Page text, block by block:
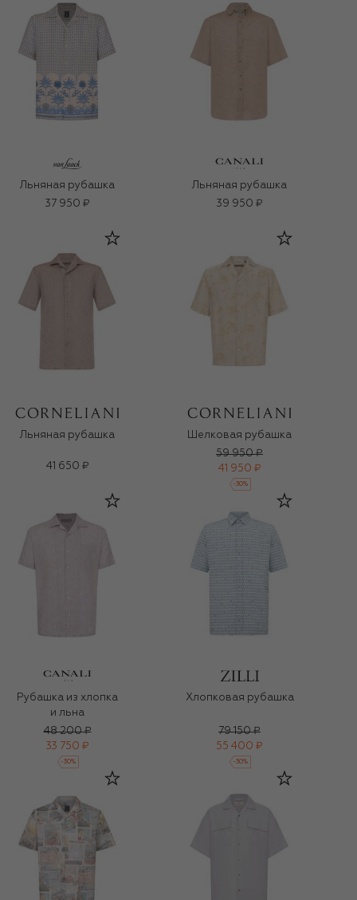
Льняная рубашка
37 950 ₽
Льняная рубашка
39 950 ₽
Льняная рубашка
41 650 ₽
Шелковая рубашка
59 950 ₽
41 950 ₽
-30%
Рубашка из хлопка
и льна
48 200 ₽
33 750 ₽
-30%
Хлопковая рубашка
79 150 ₽
55 400 ₽
-30%